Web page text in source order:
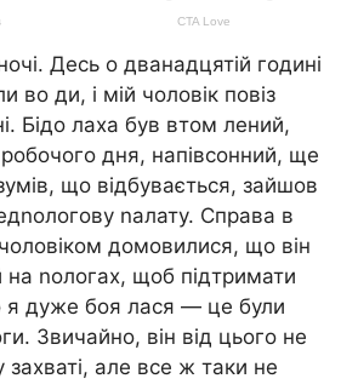
Десь о дванадцятій годині
во ди, і мій чоловік повіз
Бідо лаха був втом лений,
дня, напівсонний, ще
що відбувається, зайшов
nалату. Справа в
домовилися, що він
на nологах, щоб підтримати
дуже боя лася — це були
Звичайно, він від цього не
захваті, але все ж таки не